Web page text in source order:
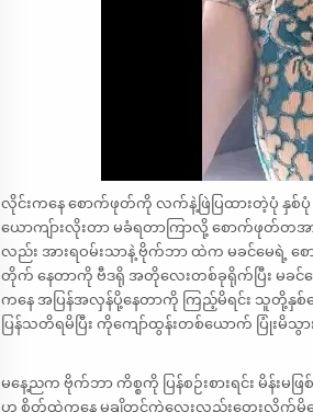
လိုင်းကနေ စောက်ဖုတ်ကို လက်နဲ့ဖြဲပြထားတဲ့ပုံ နှစ်ပုံ
ယောကျ်ားလိုးတာ မခံရတာကြာလို့ စောက်ဖုတ်တအ
လည်း အားရဝမ်းသာနဲ့ ဗိုက်ဘာ ထဲက မခင်မေရဲ့ စ
တိုက် နေတာကို ဗီဒရို အတိုလေးတစ်ခုရိုက်ပြီး မခင်
ကနေ အပြန်အလှန်ပို့နေတာကို ကြည့်မိရင်း သူတို့
ပြန်သတိရမိပြီး ကိုကျော်ထွန်းတစ်ယောက် ပြုံးမိသွ
မနေ့ညက ဗိုက်ဘာ ကိစ္စကို ပြန်စဉ်းစားရင်း မိန်း
ဟု စိတ်ထဲကနေ မချိတင်ကဲလေးလည်းတွေးလိုက်မိ